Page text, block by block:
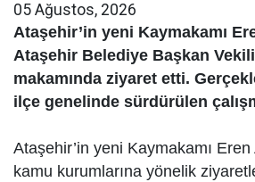
05 Ağustos, 2026
Ataşehir’in yeni Kaymakamı
Ataşehir Belediye Başkan
makamında ziyaret etti.
ilçe genelinde sürdürülen
Ataşehir’in yeni Kaymakamı
kamu kurumlarına yönelik